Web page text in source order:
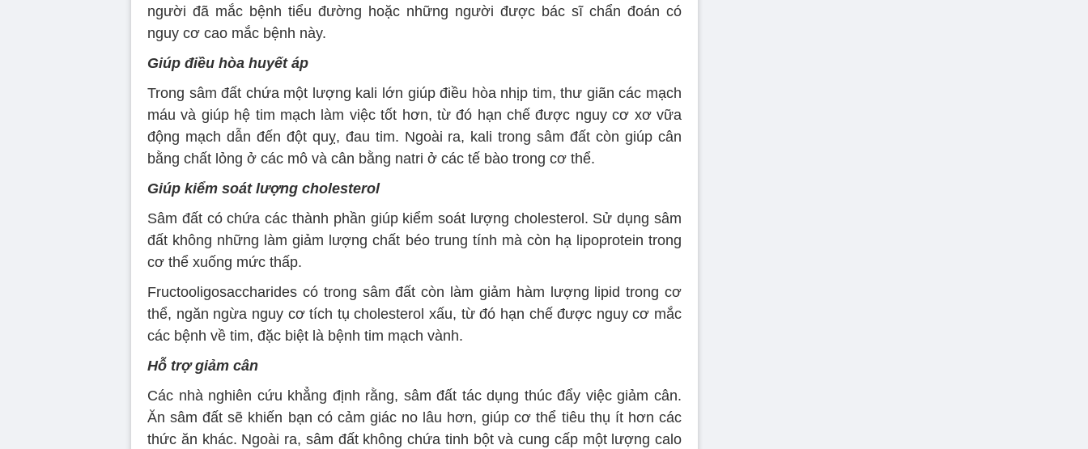
người đã mắc bệnh tiểu đường hoặc những người được bác sĩ chẩn đoán có
nguy cơ cao mắc bệnh này.
Giúp điều hòa huyết áp
Trong sâm đất chứa một lượng kali lớn giúp điều hòa nhịp tim, thư giãn các mạch
máu và giúp hệ tim mạch làm việc tốt hơn, từ đó hạn chế được nguy cơ xơ vữa
động mạch dẫn đến đột quỵ, đau tim. Ngoài ra, kali trong sâm đất còn giúp cân
bằng chất lỏng ở các mô và cân bằng natri ở các tế bào trong cơ thể.
Giúp kiểm soát lượng cholesterol
Sâm đất có chứa các thành phần giúp kiểm soát lượng cholesterol. Sử dụng sâm
đất không những làm giảm lượng chất béo trung tính mà còn hạ lipoprotein trong
cơ thể xuống mức thấp.
Fructooligosaccharides có trong sâm đất còn làm giảm hàm lượng lipid trong cơ
thể, ngăn ngừa nguy cơ tích tụ cholesterol xấu, từ đó hạn chế được nguy cơ mắc
các bệnh về tim, đặc biệt là bệnh tim mạch vành.
Hỗ trợ giảm cân
Các nhà nghiên cứu khẳng định rằng, sâm đất tác dụng thúc đẩy việc giảm cân.
Ăn sâm đất sẽ khiến bạn có cảm giác no lâu hơn, giúp cơ thể tiêu thụ ít hơn các
thức ăn khác. Ngoài ra, sâm đất không chứa tinh bột và cung cấp một lượng calo